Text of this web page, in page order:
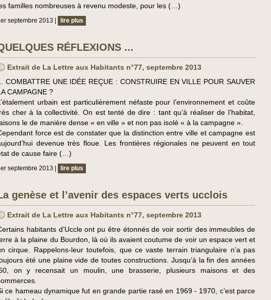
familles nombreuses à revenu modeste, pour les (…)
septembre 2013 | lire plus
RÉFLEXIONS ...
Extrait de La Lettre aux Habitants n°77, septembre 2013
COMBATTRE UNE IDÉE REÇUE : CONSTRUIRE EN VILLE POUR SAUVER
CAMPAGNE ?
urbain est particulièrement néfaste pour l’environnement et coûte
cher à la collectivité. On est tenté de dire : tant qu’à réaliser de l’habitat,
le de manière dense « en ville » et non pas isolé « à la campagne ».
force est de constater que la distinction entre ville et campagne est
devenue très floue. Les frontières régionales ne peuvent en tout
de cause faire (…)
septembre 2013 | lire plus
genèse et l’avenir des espaces verts ucclois
Extrait de La Lettre aux Habitants n°77, septembre 2013
habitants d’Uccle ont pu être étonnés de voir sortir des immeubles de
à la plaine du Bourdon, là où ils avaient coutume de voir un espace vert et
cirque. Rappelons-leur toutefois, que ce vaste terrain triangulaire n’a pas
été une plaine vide de toutes constructions. Jusqu’à la fin des années
on y recensait un moulin, une brasserie, plusieurs maisons et des
ce hameau dynamique fut en grande partie rasé en 1969 - 1970, c’est parce